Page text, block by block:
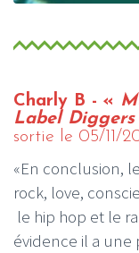
Charly B - «
Label
sortie le 05/11/
«En conclusion,
rock, love,
le hip hop et le
évidence il a une